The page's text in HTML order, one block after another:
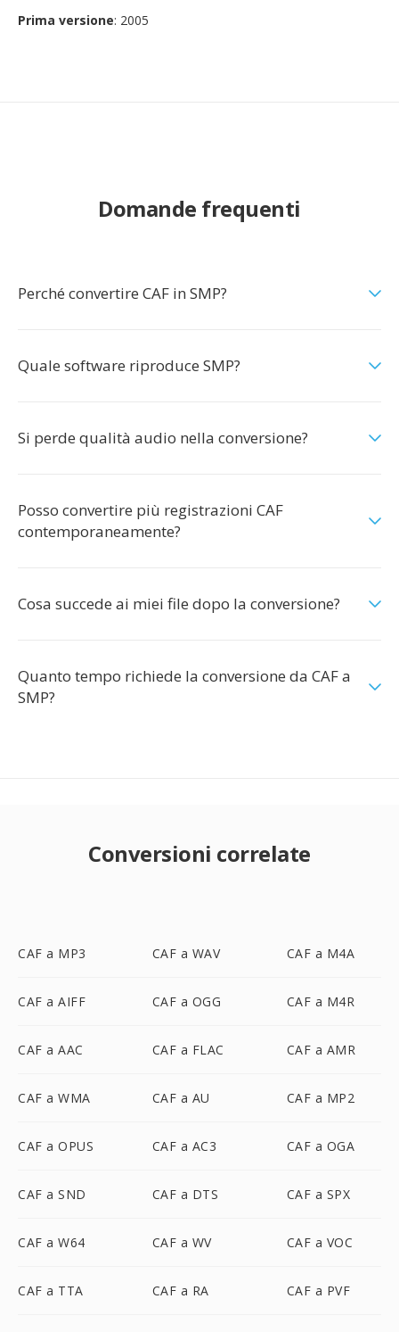
Prima versione: 2005
Domande frequenti
Perché convertire CAF in SMP?
Quale software riproduce SMP?
Si perde qualità audio nella conversione?
Posso convertire più registrazioni CAF
contemporaneamente?
Cosa succede ai miei file dopo la conversione?
Quanto tempo richiede la conversione da CAF a
SMP?
Conversioni correlate
CAF a MP3 CAF a WAV CAF a M4A
CAF a AIFF CAF a OGG CAF a M4R
CAF a AAC CAF a FLAC CAF a AMR
CAF a WMA CAF a AU CAF a MP2
CAF a OPUS CAF a AC3 CAF a OGA
CAF a SND CAF a DTS CAF a SPX
CAF a W64 CAF a WV CAF a VOC
CAF a TTA CAF a RA CAF a PVF